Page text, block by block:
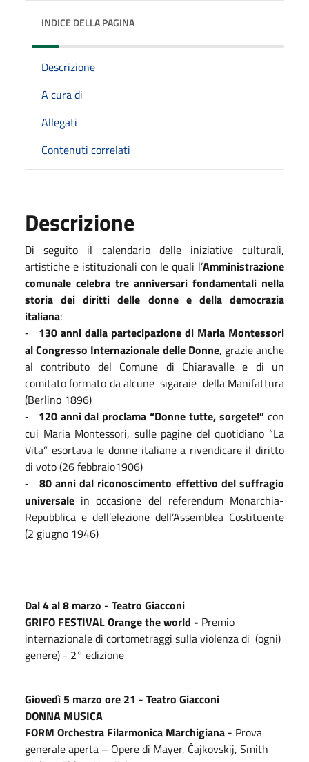
INDICE DELLA PAGINA
Descrizione
A cura di
Allegati
Contenuti correlati
Descrizione
Di seguito il calendario delle iniziative culturali,
artistiche e istituzionali con le quali l’Amministrazione
comunale celebra tre anniversari fondamentali nella
storia dei diritti delle donne e della democrazia
italiana:
-
130 anni dalla partecipazione di Maria Montessori
al Congresso Internazionale delle Donne, grazie anche
al contributo del Comune di Chiaravalle e di un
comitato formato da alcune sigaraie della Manifattura
(Berlino 1896)
- 120 anni dal proclama “Donne tutte, sorgete!” con
cui Maria Montessori, sulle pagine del quotidiano “La
Vita” esortava le donne italiane a rivendicare il diritto
di voto (26 febbraio1906)
-
80 anni dal riconoscimento effettivo del suffragio
universale in occasione del referendum Monarchia-
Repubblica e dell’elezione dell’Assemblea Costituente
(2 giugno 1946)
Dal 4 al 8 marzo - Teatro Giacconi
GRIFO FESTIVAL Orange the world - Premio
internazionale di cortometraggi sulla violenza di (ogni)
genere) - 2° edizione
Giovedì 5 marzo ore 21 - Teatro Giacconi
DONNA MUSICA
FORM Orchestra Filarmonica Marchigiana - Prova
generale aperta – Opere di Mayer, Čajkovskij, Smith